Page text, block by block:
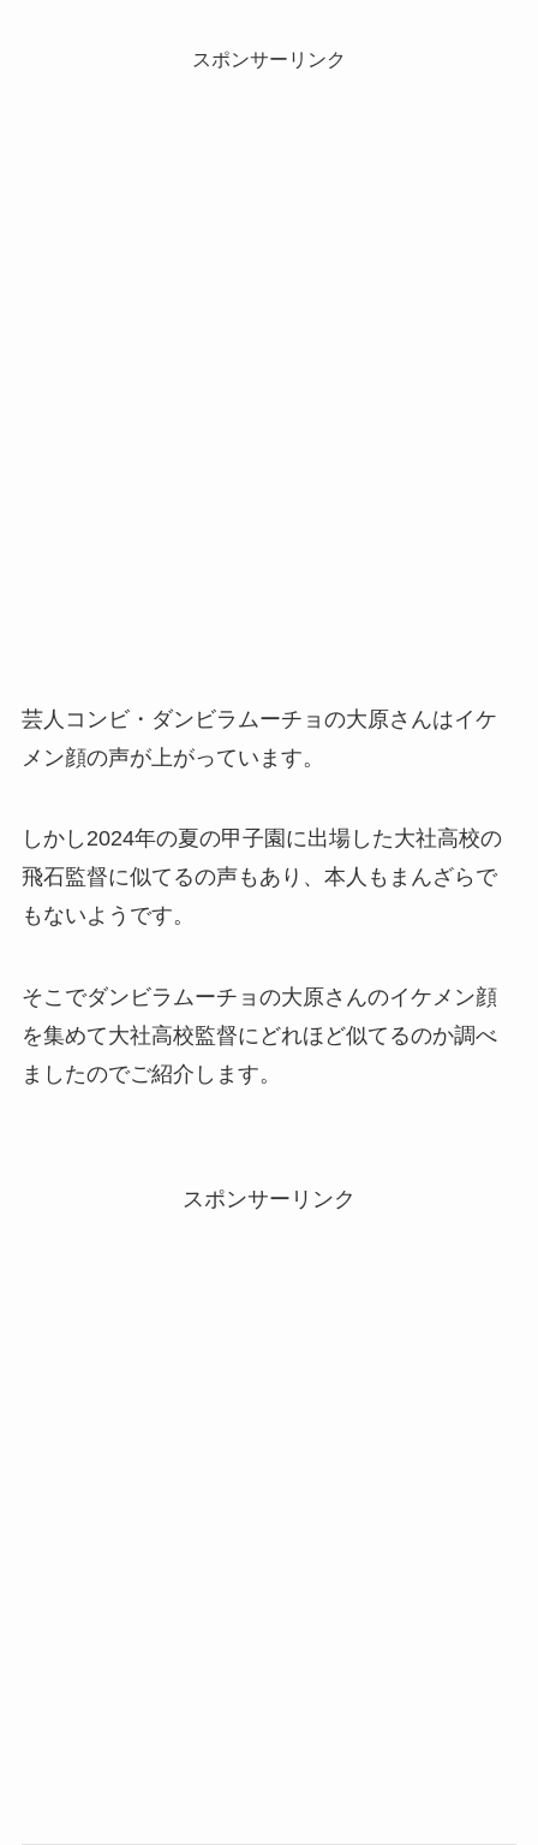
スポンサーリンク
芸人コンビ・ダンビラムーチョの大原さんはイケ
メン顔の声が上がっています。
しかし2024年の夏の甲子園に出場した大社高校の
飛石監督に似てるの声もあり、本人もまんざらで
もないようです。
そこでダンビラムーチョの大原さんのイケメン顔
を集めて大社高校監督にどれほど似てるのか調べ
ましたのでご紹介します。
スポンサーリンク